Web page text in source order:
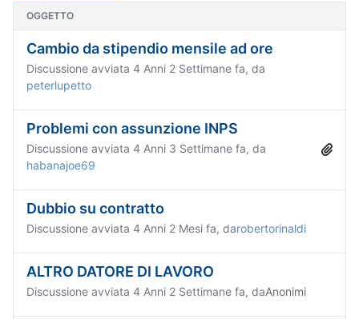
OGGETTO
Cambio da stipendio mensile ad ore
Discussione avviata 4 Anni 2 Settimane fa, da
peterlupetto
Problemi con assunzione INPS
Discussione avviata 4 Anni 3 Settimane fa, da
habanajoe69
Dubbio su contratto
Discussione avviata 4 Anni 2 Mesi fa, darobertorinaldi
ALTRO DATORE DI LAVORO
Discussione avviata 4 Anni 2 Settimane fa, daAnonimi